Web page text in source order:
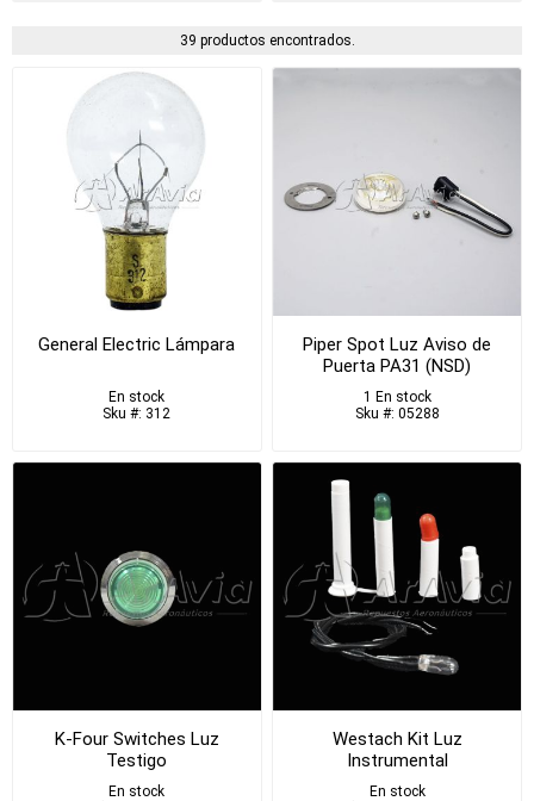
39 productos encontrados.
General Electric Lámpara
En stock
Sku #: 312
Piper Spot Luz Aviso de
Puerta PA31 (NSD)
1 En stock
Sku #: 05288
K-Four Switches Luz
Testigo
En stock
Westach Kit Luz
Instrumental
En stock